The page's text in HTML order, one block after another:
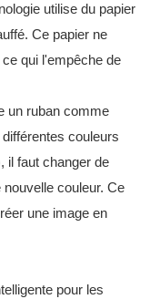
utilise du papier
Ce papier ne
qui l'empêche de
un ruban comme
couleurs
il faut changer de
couleur. Ce
une image en
pour les